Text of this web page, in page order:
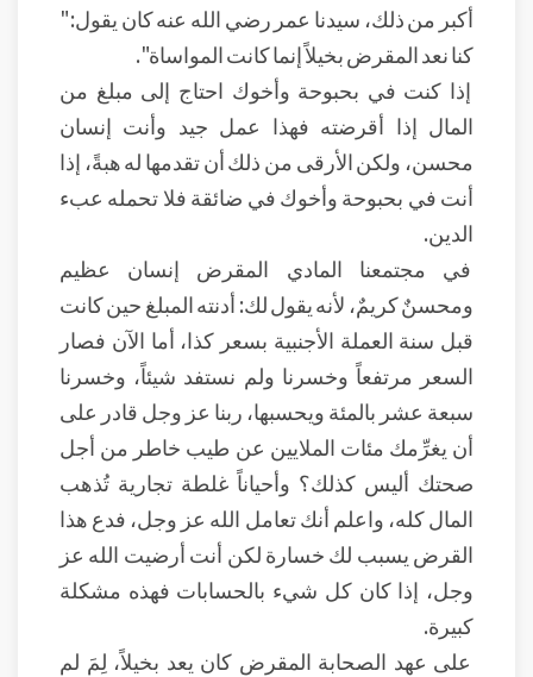
أكبر من ذلك، سيدنا عمر رضي الله عنه كان يقول:"
كنا نعد المقرض بخيلاً إنما كانت المواساة".
إذا كنت في بحبوحة وأخوك احتاج إلى مبلغ من
المال إذا أقرضته فهذا عمل جيد وأنت إنسان
محسن، ولكن الأرقى من ذلك أن تقدمها له هبةً، إذا
أنت في بحبوحة وأخوك في ضائقة فلا تحمله عبء
الدين.
في مجتمعنا المادي المقرض إنسان عظيم
ومحسنٌ كريمٌ، لأنه يقول لك: أدنته المبلغ حين كانت
قبل سنة العملة الأجنبية بسعر كذا، أما الآن فصار
السعر مرتفعاً وخسرنا ولم نستفد شيئاً، وخسرنا
سبعة عشر بالمئة ويحسبها، ربنا عز وجل قادر على
أن يغرِّمك مئات الملايين عن طيب خاطر من أجل
صحتك أليس كذلك؟ وأحياناً غلطة تجارية تُذهب
المال كله، واعلم أنك تعامل الله عز وجل، فدع هذا
القرض يسبب لك خسارة لكن أنت أرضيت الله عز
وجل، إذا كان كل شيء بالحسابات فهذه مشكلة
كبيرة.
على عهد الصحابة المقرض كان يعد بخيلاً، لِمَ لم